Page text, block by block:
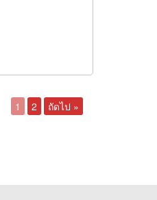
1 2 ถัดไป »